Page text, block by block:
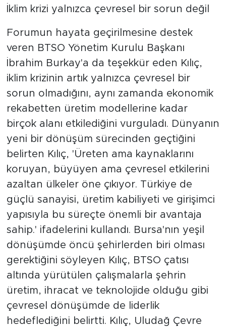
İklim krizi yalnızca çevresel bir sorun değil
Forumun hayata geçirilmesine destek
veren BTSO Yönetim Kurulu Başkanı
İbrahim Burkay'a da teşekkür eden Kılıç,
iklim krizinin artık yalnızca çevresel bir
sorun olmadığını, aynı zamanda ekonomik
rekabetten üretim modellerine kadar
birçok alanı etkilediğini vurguladı. Dünyanın
yeni bir dönüşüm sürecinden geçtiğini
belirten Kılıç, 'Üreten ama kaynaklarını
koruyan, büyüyen ama çevresel etkilerini
azaltan ülkeler öne çıkıyor. Türkiye de
güçlü sanayisi, üretim kabiliyeti ve girişimci
yapısıyla bu süreçte önemli bir avantaja
sahip.' ifadelerini kullandı. Bursa'nın yeşil
dönüşümde öncü şehirlerden biri olması
gerektiğini söyleyen Kılıç, BTSO çatısı
altında yürütülen çalışmalarla şehrin
üretim, ihracat ve teknolojide olduğu gibi
çevresel dönüşümde de liderlik
hedeflediğini belirtti. Kılıç, Uludağ Çevre